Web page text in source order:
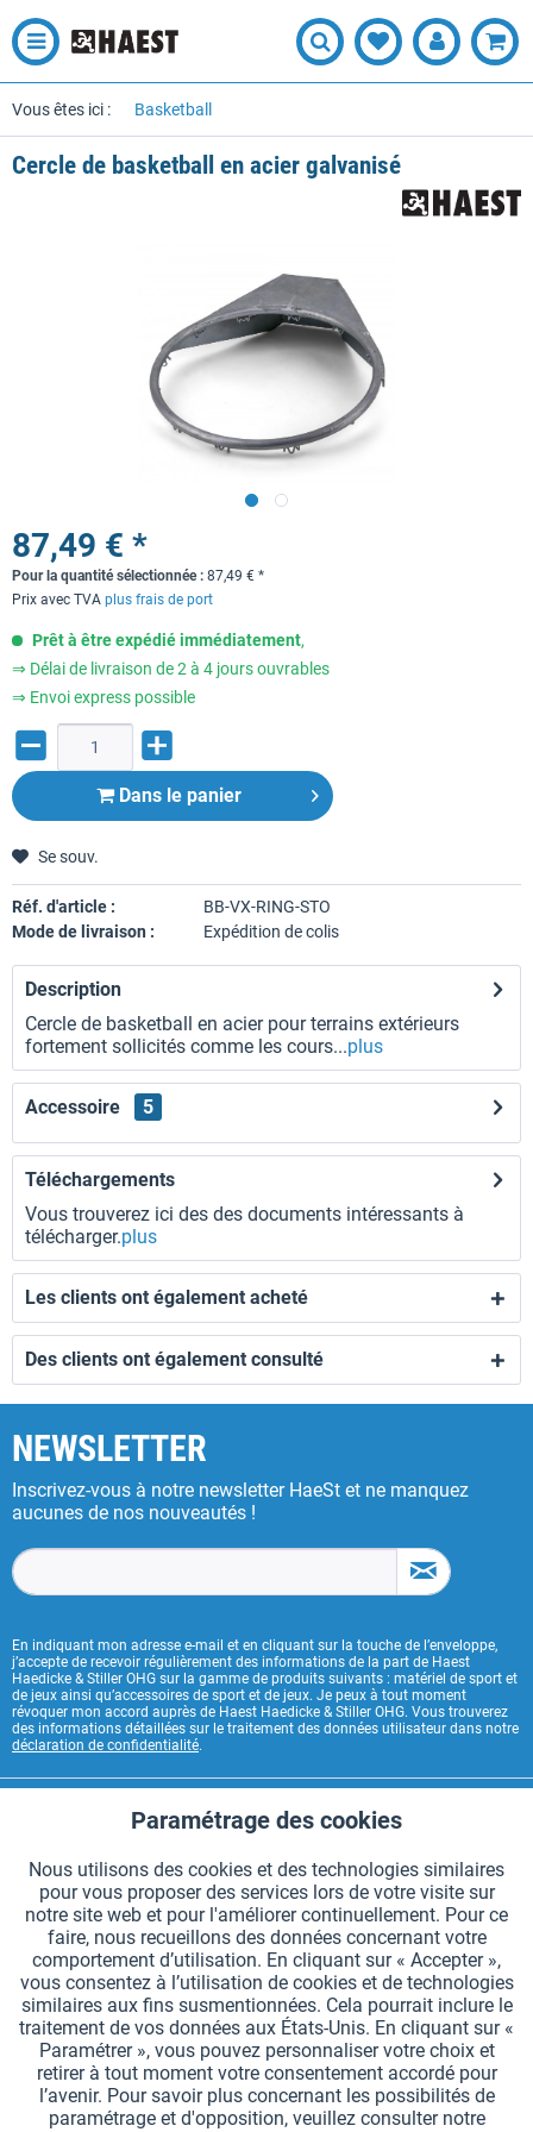
Vous êtes ici : Basketball
Cercle de basketball en acier galvanisé
87,49 € *
Pour la quantité sélectionnée : 87,49 € *
Prix avec TVA plus frais de port
Prêt à être expédié immédiatement,
⇒ Délai de livraison de 2 à 4 jours ouvrables
⇒ Envoi express possible
Dans le panier
Se souv.
Réf. d'article :
BB-VX-RING-STO
Mode de livraison :
Expédition de colis
Description
Cercle de basketball en acier pour terrains extérieurs
fortement sollicités comme les cours...plus
Accessoire 5
Téléchargements
Vous trouverez ici des des documents intéressants à
télécharger.plus
Les clients ont également acheté
Des clients ont également consulté
NEWSLETTER
Inscrivez-vous à notre newsletter HaeSt et ne manquez
aucunes de nos nouveautés !
En indiquant mon adresse e-mail et en cliquant sur la touche de l’enveloppe,
j’accepte de recevoir régulièrement des informations de la part de Haest
Haedicke & Stiller OHG sur la gamme de produits suivants : matériel de sport et
de jeux ainsi qu’accessoires de sport et de jeux. Je peux à tout moment
révoquer mon accord auprès de Haest Haedicke & Stiller OHG. Vous trouverez
des informations détaillées sur le traitement des données utilisateur dans notre
déclaration de confidentialité.
INFORMATIONS GÉNÉRALES
MODES DE PAIEMENT
*Tous les prix comprennent la TVA et sont indiqués horsfrais de port.
Paramètres des cookies Demander le catalogue
Gravures laser sur des témoins Newsletter Qui sommes nous ?
Fonctionnels Aktiv
Suivi Aktiv
Paramétrage des cookies
Nous utilisons des cookies et des technologies similaires
pour vous proposer des services lors de votre visite sur
notre site web et pour l'améliorer continuellement. Pour ce
faire, nous recueillons des données concernant votre
comportement d’utilisation. En cliquant sur « Accepter »,
vous consentez à l’utilisation de cookies et de technologies
similaires aux fins susmentionnées. Cela pourrait inclure le
traitement de vos données aux États-Unis. En cliquant sur «
Paramétrer », vous pouvez personnaliser votre choix et
retirer à tout moment votre consentement accordé pour
l’avenir. Pour savoir plus concernant les possibilités de
paramétrage et d'opposition, veuillez consulter notre